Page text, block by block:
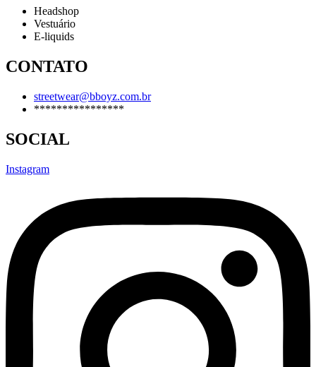
Headshop
Vestuário
E-liquids
CONTATO
streetwear@bboyz.com.br
****************
SOCIAL
Instagram